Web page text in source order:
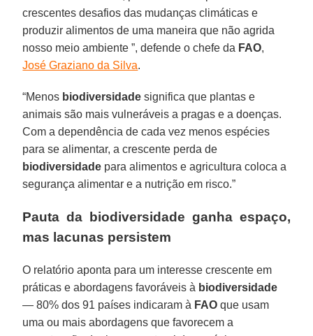
crescentes desafios das mudanças climáticas e
produzir alimentos de uma maneira que não agrida
nosso meio ambiente ”, defende o chefe da FAO,
José Graziano da Silva.
“Menos biodiversidade significa que plantas e
animais são mais vulneráveis ​​a pragas e a doenças.
Com a dependência de cada vez menos espécies
para se alimentar, a crescente perda de
biodiversidade para alimentos e agricultura coloca a
segurança alimentar e a nutrição em risco.”
Pauta da biodiversidade ganha espaço,
mas lacunas persistem
O relatório aponta para um interesse crescente em
práticas e abordagens favoráveis ​​à biodiversidade
— 80% dos 91 países indicaram à FAO que usam
uma ou mais abordagens que favorecem a